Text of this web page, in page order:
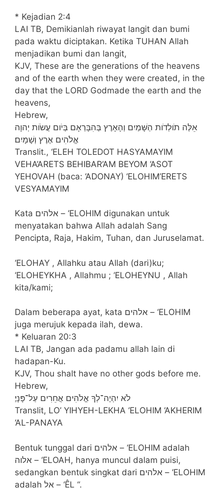
* Kejadian 2:4
LAI TB, Demikianlah riwayat langit dan bumi
pada waktu diciptakan. Ketika TUHAN Allah
menjadikan bumi dan langit,
KJV, These are the generations of the heavens
and of the earth when they were created, in the
day that the LORD Godmade the earth and the
heavens,
Hebrew,
אֵלֶּה תֹולְדֹות הַשָּׁמַיִם וְהָאָרֶץ בְּהִבָּרְאָם בְּיֹום עֲשֹׂות יְהוָה
אֱלֹהִים אֶרֶץ וְשָׁמָיִם׃
Translit., ‘ELEH TOLEDOT HASYAMAYIM
VEHA’ARETS BEHIBAR’AM BEYOM ‘ASOT
YEHOVAH (baca: ‘ADONAY) ‘ELOHIM’ERETS
VESYAMAYIM
Kata אלהים – ‘ELOHIM digunakan untuk
menyatakan bahwa Allah adalah Sang
Pencipta, Raja, Hakim, Tuhan, dan Juruselamat.
‘ELOHAY , Allahku atau Allah (dari)ku;
‘ELOHEYKHA , Allahmu ; ‘ELOHEYNU , Allah
kita/kami;
Dalam beberapa ayat, kata אלהים – ‘ELOHIM
juga merujuk kepada ilah, dewa.
* Keluaran 20:3
LAI TB, Jangan ada padamu allah lain di
hadapan-Ku.
KJV, Thou shalt have no other gods before me.
Hebrew,
לֹא יִהְיֶה־לְךָ אֱלֹהִים אֲחֵרִים עַל־פָּנָיַ׃
Translit, LO’ YIHYEH-LEKHA ‘ELOHIM ‘AKHERIM
‘AL-PANAYA
Bentuk tunggal dari אלהים – ‘ELOHIM adalah
אלוה – ‘ELOAH, hanya muncul dalam puisi,
sedangkan bentuk singkat dari אלהים – ‘ELOHIM
adalah אל – ‘ÊL “.